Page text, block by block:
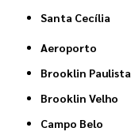
Santa Cecília
Aeroporto
Brooklin Paulista
Brooklin Velho
Campo Belo